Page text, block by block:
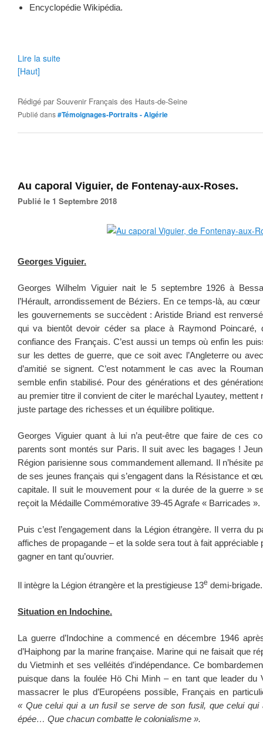
Encyclopédie Wikipédia.
Lire la suite
[Haut]
Rédigé parSouvenir Français des Hauts-de-Seine
Publié dans#Témoignages-Portraits - Algérie
Au caporal Viguier, de Fontenay-aux-Roses.
Publié le 1 Septembre 2018
Georges Viguier.
Georges Wilhelm Viguier nait le 5 septembre 1926 à
l’Hérault, arrondissement de Béziers. En ce temps-là, au
les gouvernements se succèdent : Aristide Briand est
qui va bientôt devoir céder sa place à Raymond Poincaré,
confiance des Français. C’est aussi un temps où enfin les
sur les dettes de guerre, que ce soit avec l’Angleterre ou
d’amitié se signent. C’est notamment le cas avec la
semble enfin stabilisé. Pour des générations et des
au premier titre il convient de citer le maréchal Lyautey, mettent
juste partage des richesses et un équilibre politique.
Georges Viguier quant à lui n’a peut-être que faire de ces
parents sont montés sur Paris. Il suit avec les bagages !
Région parisienne sous commandement allemand. Il n’hésite
de ses jeunes français qui s’engagent dans la Résistance et
capitale. Il suit le mouvement pour « la durée de la guerre »
reçoit la Médaille Commémorative 39-45 Agrafe « Barricades ».
Puis c’est l’engagement dans la Légion étrangère. Il verra du
affiches de propagande – et la solde sera tout à fait appréciable
gagner en tant qu’ouvrier.
Il intègre la Légion étrangère et la prestigieuse 13e demi-brigade.
Situation en Indochine.
La guerre d’Indochine a commencé en décembre 1946
d’Haiphong par la marine française. Marine qui ne faisait que
du Vietminh et ses velléités d’indépendance. Ce
puisque dans la foulée Hö Chi Minh – en tant que leader du
massacrer le plus d’Européens possible, Français en
« Que celui qui a un fusil se serve de son fusil, que celui
épée… Que chacun combatte le colonialisme ».